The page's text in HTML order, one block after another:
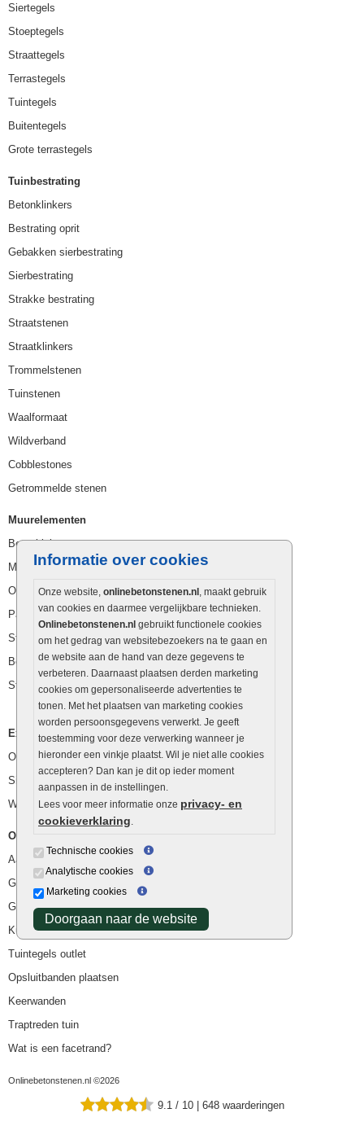
Informatie over cookies
Onze website, onlinebetonstenen.nl , maakt gebruik
van cookies en daarmee vergelijkbare technieken.
Onlinebetonstenen.nl gebruikt functionele cookies
om het gedrag van websitebezoekers na te gaan en
de website aan de hand van deze gegevens te
verbeteren. Daarnaast plaatsen derden marketing
cookies om gepersonaliseerde advertenties te
tonen. Met het plaatsen van marketing cookies
worden persoonsgegevens verwerkt. Je geeft
toestemming voor deze verwerking wanneer je
hieronder een vinkje plaatst. Wil je niet alle cookies
accepteren? Dan kan je dit op ieder moment
aanpassen in de instellingen.
Lees voor meer informatie onze privacy- en
cookieverklaring
Technische cookies
Analytische cookies
Marketing cookies
Doorgaan naar de website
Siertegels
Stoeptegels
Straattegels
Terrastegels
Tuintegels
Buitentegels
Grote terrastegels
Tuinbestrating
Betonklinkers
Bestrating oprit
Gebakken sierbestrating
Sierbestrating
Strakke bestrating
Straatstenen
Straatklinkers
Trommelstenen
Tuinstenen
Waalformaat
Wildverband
Cobblestones
Getrommelde stenen
Muurelementen
Betonbielzen
Muurstenen
Opsluitbanden
Palissaden
Stapelblokken
Betonblokken
Stapelstenen
Extra benodigdheden
Ophoogzand
Siergrind en siersplit
Waterafvoer
Overig
Aanbiedingen
Goedkope bestrating
Goedkope tuintegels
Kunstgras
Tuintegels outlet
Opsluitbanden plaatsen
Keerwanden
Traptreden tuin
Wat is een facetrand?
Onlinebetonstenen.nl ©2026
9.1 / 10 | 648 waarderingen